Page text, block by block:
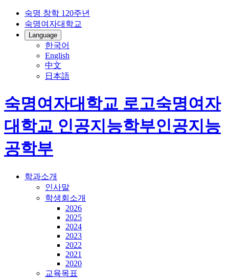
숙명 창학 120주년
숙명여자대학교
Language
한국어
English
中文
日本語
숙명여자대학교 로고숙명여자
대학교 인공지능학부인공지능
공학부
학과소개
인사말
학생회소개
2026
2025
2024
2023
2022
2021
2020
교육목표